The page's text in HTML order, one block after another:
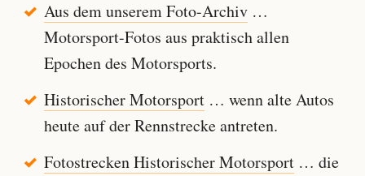
Aus dem unserem Foto-Archiv…
Motorsport-Fotos aus praktisch allen
Epochen des Motorsports.
Historischer Motorsport… wenn alte Autos
heute auf der Rennstrecke antreten.
Fotostrecken Historischer Motorsport… die